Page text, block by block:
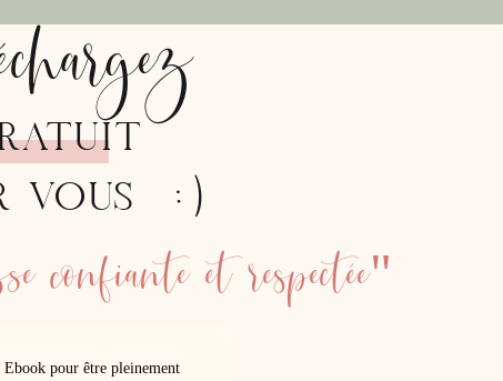
pour être pleinement
VOUS
:)
confiante et respectée"